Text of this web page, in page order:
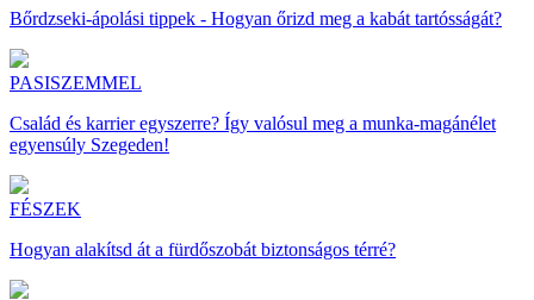
Bőrdzseki-ápolási tippek - Hogyan őrizd meg a kabát tartósságát?
PASISZEMMEL
Család és karrier egyszerre? Így valósul meg a munka-magánélet
egyensúly Szegeden!
FÉSZEK
Hogyan alakítsd át a fürdőszobát biztonságos térré?